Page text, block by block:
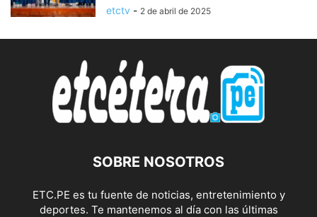
etctv - 2 de abril de 2025
SOBRE NOSOTROS
ETC.PE es tu fuente de noticias, entretenimiento y
deportes. Te mantenemos al día con las últimas